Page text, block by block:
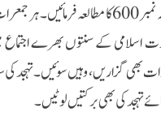
شریف جلد 21 صفحہ نمبر 600کا مطالعہ
اسلامی کے سنتوں بھرے اجتماع
بھی گزاریں، وہیں سوئیں۔ تہجد
تہجد کی بھی برکتیں لوٹیں۔